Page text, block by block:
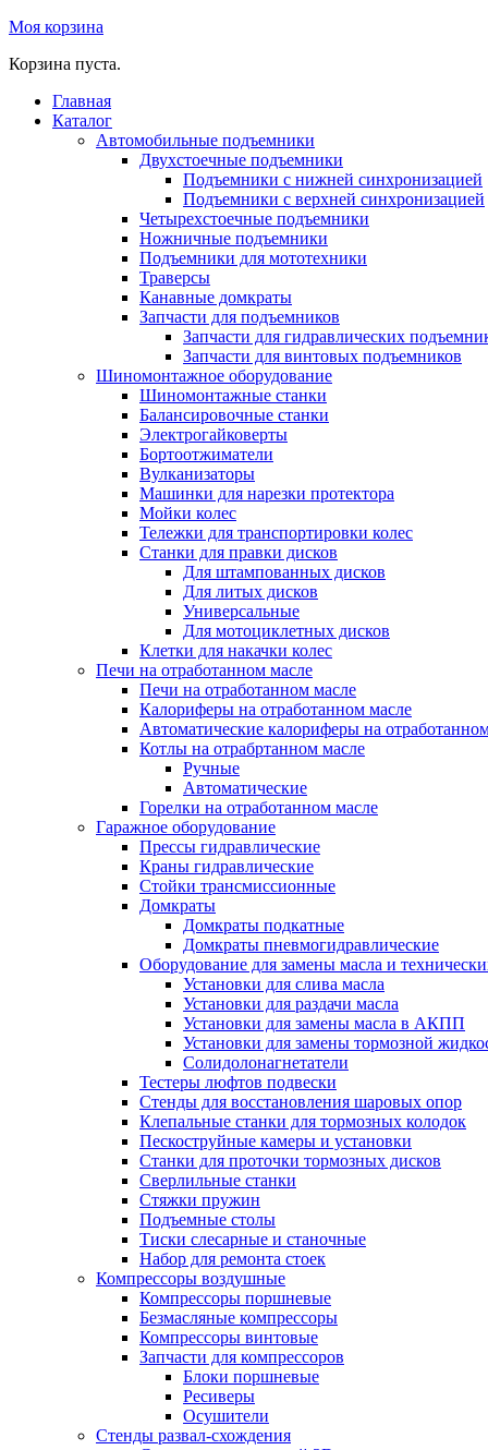
Моя корзина
Корзина пуста.
Главная
Каталог
Автомобильные подъемники
Двухстоечные подъемники
Подъемники с нижней синхронизацией
Подъемники с верхней синхронизацией
Четырехстоечные подъемники
Ножничные подъемники
Подъемники для мототехники
Траверсы
Канавные домкраты
Запчасти для подъемников
Запчасти для гидравлических
Запчасти для винтовых подъемников
Шиномонтажное оборудование
Шиномонтажные станки
Балансировочные станки
Электрогайковерты
Бортоотжиматели
Вулканизаторы
Машинки для нарезки протектора
Мойки колес
Тележки для транспортировки колес
Станки для правки дисков
Для штампованных дисков
Для литых дисков
Универсальные
Для мотоциклетных дисков
Клетки для накачки колес
Печи на отработанном масле
Печи на отработанном масле
Калориферы на отработанном масле
Автоматические калориферы на
Котлы на отрабртанном масле
Ручные
Автоматические
Горелки на отработанном масле
Гаражное оборудование
Прессы гидравлические
Краны гидравлические
Стойки трансмиссионные
Домкраты
Домкраты подкатные
Домкраты пневмогидравлические
Оборудование для замены масла и
Установки для слива масла
Установки для раздачи масла
Установки для замены масла в АКПП
Установки для замены тормозной
Солидолонагнетатели
Тестеры люфтов подвески
Стенды для восстановления шаровых опор
Клепальные станки для тормозных колодок
Пескоструйные камеры и установки
Станки для проточки тормозных дисков
Сверлильные станки
Стяжки пружин
Подъемные столы
Тиски слесарные и станочные
Набор для ремонта стоек
Компрессоры воздушные
Компрессоры поршневые
Безмасляные компрессоры
Компрессоры винтовые
Запчасти для компрессоров
Блоки поршневые
Ресиверы
Осушители
Стенды развал-схождения